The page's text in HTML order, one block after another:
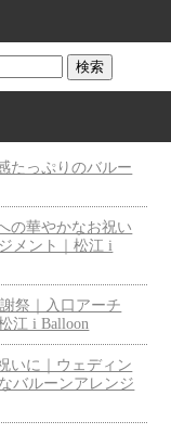
たっぷりのバルー
の華やかなお祝い
メント｜松江 i
祭｜入口アーチ
江 i Balloon
いに｜ウェディン
バルーンアレンジ